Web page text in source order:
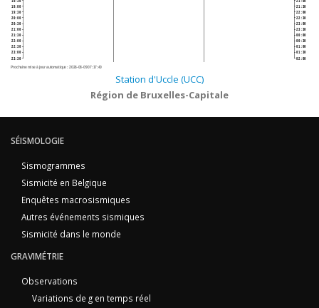
19:00
19:30
20:00
20:30
21:00
21:30
22:00
22:30
23:00
23:30
21:30
22:00
22:30
23:00
23:30
00:00
00:30
01:00
01:30
02:00
Prochaine mise à jour automatique :2026-08-09 07:17:40
Station d'Uccle (UCC)
Région de Bruxelles-Capitale
SÉISMOLOGIE
Sismogrammes
Sismicité en Belgique
Enquêtes macrosismiques
Autres événements sismiques
Sismicité dans le monde
GRAVIMÉTRIE
Observations
Variations de g en temps réel